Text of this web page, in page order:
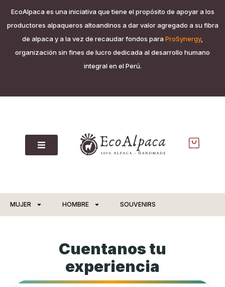
EcoAlpaca es una iniciativa que tiene el propósito de apoyar a los
productores alpaqueros altoandinos a dar valor agregado a su fibra
de alpaca y a la vez de recaudar fondos para ProSynergy,
organización sin fines de lucro dedicada al desarrollo humano
integral en el Perú.
MUJER HOMBRE SOUVENIRS
Cuentanos tu
experiencia